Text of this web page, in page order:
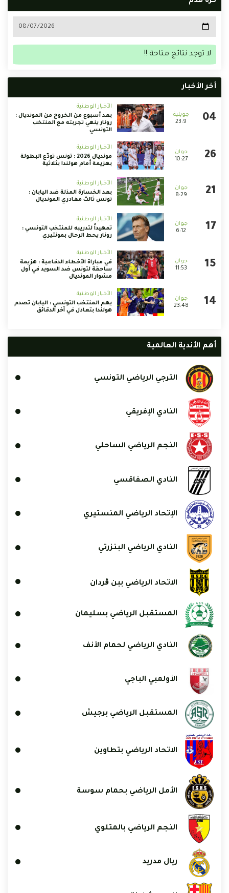
لا توجد نتائج متاحة !!
أخر الأخبار
23:9
الأخبار الوطنية
بعد أسبوع من الخروج من المونديال :
رونار ينهي تجربته مع المنتخب
التونسي
10:27
الأخبار الوطنية
مونديال 2026 : تونس تودّع البطولة
بهزيمة أمام هولندا بثلاثية
8:29
الأخبار الوطنية
بعد الخسارة المذلة ضد اليابان :
تونس ثالث مغادري المونديال
6:12
الأخبار الوطنية
تمهيداً لتدريبه للمنتخب التونسي :
رونار يحط الرحال بمونتيري
11:53
الأخبار الوطنية
في مباراة الأخطاء الدفاعية : هزيمة
ساحقة لتونس ضد السويد في أول
مشوار المونديال
23:48
الأخبار الوطنية
يهم المنتخب التونسي : اليابان تصدم
هولندا بتعادل في آخر الدقائق
أهم الأندية العالمية
الترجي الرياضي التونسي
النادي الإفريقي
النجم الرياضي الساحلي
النادي الصفاقسي
الإتحاد الرياضي المنستيري
النادي الرياضي البنزرتي
الاتحاد الرياضي ببن ڨردان
المستقبل الرياضي بسليمان
النادي الرياضي لحمام الأنف
الأولمبي الباجي
المستقبل الرياضي برجيش
الاتحاد الرياضي بتطاوين
الأمل الرياضي بحمام سوسة
النجم الرياضي بالمتلوي
ريال مدريد